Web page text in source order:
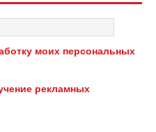
моих персональных
рекламных